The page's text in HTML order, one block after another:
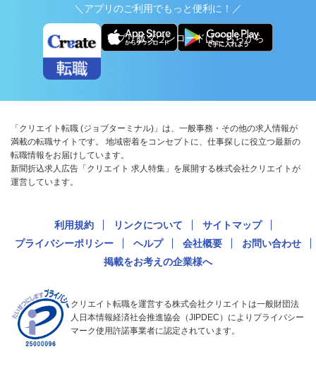
＼アプリのご利用でもっと便利に！／
アプリ版ダウンロードはこちらから
「クリエイト転職 (ジョブターミナル)」は、一般事務・その他の求人情報が
満載の転職サイトです。 地域密着をコンセプトに、仕事探しに役立つ最新の
転職情報をお届けしています。
新聞折込求人広告「クリエイト 求人特集」を展開する株式会社クリエイトが
運営しています。
利用規約 リンクについて
サイトマップ
プライバシーポリシー
ヘルプ 会社概要
お問い合わせ
掲載をお考えの企業様へ
クリエイト転職を運営する株式会社クリエイトは一般財団法
人日本情報経済社会推進協会（JIPDEC）によりプライバシー
マーク使用許諾事業者に認定されています。